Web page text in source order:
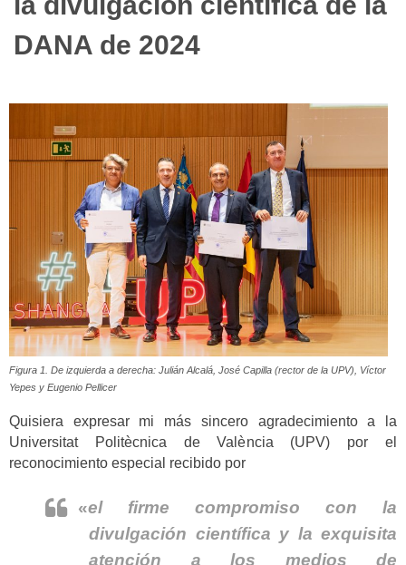
DANA de 2024
Figura 1. De izquierda a derecha: Julián Alcalá, José Capilla (rector de la UPV), Víctor
Yepes y Eugenio Pellicer
Quisiera expresar mi más sincero agradecimiento a la
Universitat Politècnica de València (UPV) por el
reconocimiento especial recibido por
«el firme compromiso con la
divulgación científica y la exquisita
atención a los medios de